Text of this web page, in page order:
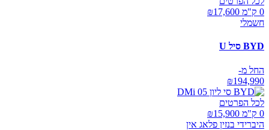
0 ק"מ ₪
17,600
חשמלי
BYD סיל U
החל מ-
₪194,990
לכל הפרטים
0 ק"מ ₪
15,900
היברידי בנזין פלאג אין